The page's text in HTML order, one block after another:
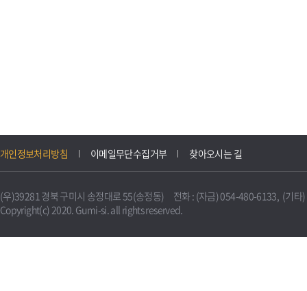
개인정보처리방침 이메일무단수집거부 찾아오시는 길
(우)39281 경북 구미시 송정대로 55(송정동) 전화 : (자금) 054-480-6133, (기타
Copyright(c) 2020. Gumi-si. all rights reserved.